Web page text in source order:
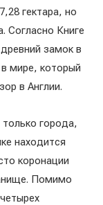
гектара, но
Согласно Книге
замок в
мире, который
в Англии.
города,
находится
коронации
Помимо